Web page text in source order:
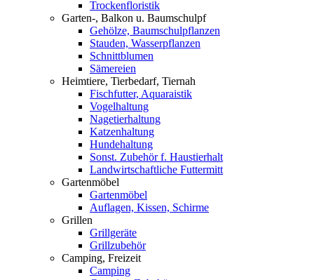
Trockenfloristik
Garten-, Balkon u. Baumschulpf
Gehölze, Baumschulpflanzen
Stauden, Wasserpflanzen
Schnittblumen
Sämereien
Heimtiere, Tierbedarf, Tiernah
Fischfutter, Aquaraistik
Vogelhaltung
Nagetierhaltung
Katzenhaltung
Hundehaltung
Sonst. Zubehör f. Haustierhalt
Landwirtschaftliche Futtermitt
Gartenmöbel
Gartenmöbel
Auflagen, Kissen, Schirme
Grillen
Grillgeräte
Grillzubehör
Camping, Freizeit
Camping